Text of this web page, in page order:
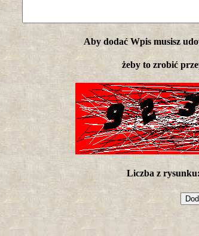
Aby dodać Wpis musisz
żeby to zrobić
Liczba z rysunku: